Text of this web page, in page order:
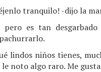
tranquilo! -dijo la
pero es tan
lindos niños tienes,
le noto algo raro. Me